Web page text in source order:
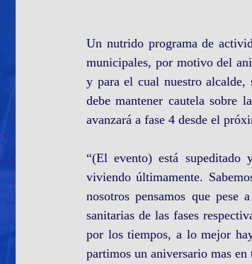
Un nutrido programa de
municipales, por motivo del
y para el cual nuestro alcalde,
debe mantener cautela sobre
avanzará a fase 4 desde el
“(El evento) está supeditado
viviendo últimamente.
nosotros pensamos que pese
sanitarias de las fases
por los tiempos, a lo mejor
partimos un aniversario mas